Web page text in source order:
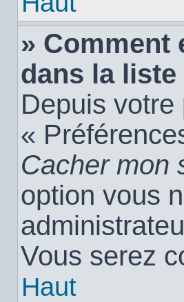
» Comment
dans la
Depuis votre
«
Cacher mon
option vous
Vous serez
Haut